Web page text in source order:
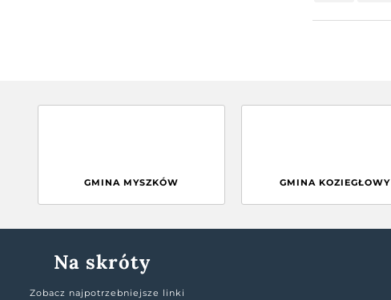
GMINA MYSZKÓW GMINA KOZIEGŁOWY
Na skróty
Zobacz najpotrzebniejsze linki